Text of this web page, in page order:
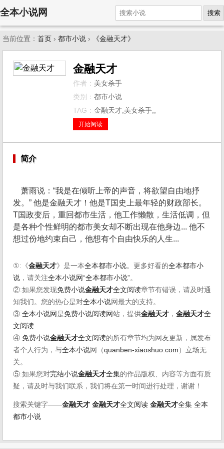
全本小说网 搜索
当前位置： 首页 › 都市小说 › 《金融天才》
金融天才
作者： 美女杀手
类别： 都市小说
TAG： 金融天才,美女杀手,,
开始阅读
简介
萧雨说：“我是在倾听上帝的声音，将欲望自由地抒
发。” 他是金融天才！他是T国史上最年轻的财政部长。
T国政变后，重回都市生活，他工作懒散，生活低调，但
是各种个性鲜明的都市美女却不断出现在他身边... 他不
想过份地约束自己，他想有个自由快乐的人生...
①:《金融天才》是一本全本都市小说。更多好看的全本都市小
说 ，请关注全本小说网“全本都市小说”。
②:如果您发现免费小说金融天才全文阅读章节有错误，请及时通
知我们。您的热心是对全本小说网最大的支持。
③:全本小说网是免费小说阅读网站，提供金融天才 ， 金融天才全
文阅读
④:免费小说金融天才全文阅读的所有章节均为网友更新，属发布
者个人行为，与全本小说网（quanben-xiaoshuo.com ）立场无
关。
⑤:如果您对完结小说金融天才全集的作品版权、内容等方面有质
疑，请及时与我们联系，我们将在第一时间进行处理，谢谢！
搜索关键字——金融天才 金融天才全文阅读 金融天才全集 全本
都市小说